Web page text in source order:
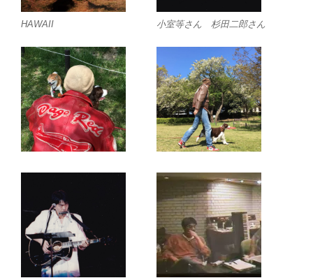
HAWAII 小室等さん 杉田二郎さん